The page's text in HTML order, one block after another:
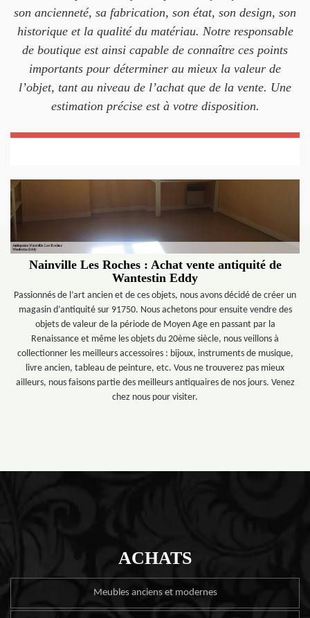
son ancienneté, sa fabrication, son état, son design, son
historique et la qualité du matériau. Notre responsable
de boutique est ainsi capable de connaître ces points
importants pour déterminer au mieux la valeur de
l’objet, tant au niveau de l’achat que de la vente. Une
estimation précise est à votre disposition.
Nainville Les Roches : Achat vente antiquité de
Wantestin Eddy
Passionnés de l’art ancien et de ces objets, nous avons décidé de créer un
magasin d’antiquité sur 91750. Nous achetons pour ensuite vendre des
objets de valeur de la période de Moyen Age en passant par la
Renaissance et même les objets du 20ème siècle, nous veillons à
collectionner les meilleurs accessoires : bijoux, instruments de musique,
livre ancien, tableau de peinture, etc. Vous ne trouverez pas mieux
ailleurs, nous faisons partie des meilleurs antiquaires de nos jours. Venez
chez nous pour visiter.
ACHATS
Meubles anciens et modernes